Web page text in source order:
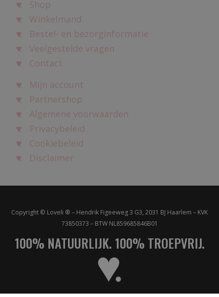
Shop
Winkelmand
Bestel- en bezorginformatie
Veelgestelde vragen
Contact
Mijn account
Partnershop
Algemene voorwaarden
Privacybeleid
Cookiebeleid
Disclaimer
Copyright © Loveli ® – Hendrik Figeeweg 3 G3, 2031 BJ Haarlem – KVK
73850373 – BTW NL859685846B01
100% NATUURLIJK. 100% TROEPVRIJ.